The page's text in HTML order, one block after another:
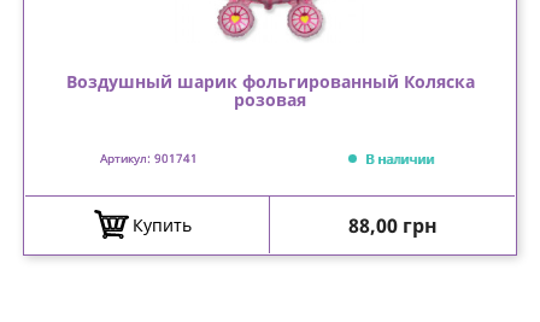
Воздушный шарик фольгированный Коляска
розовая
Артикул: 901741 В наличии
Купить Цена
88,00 грн